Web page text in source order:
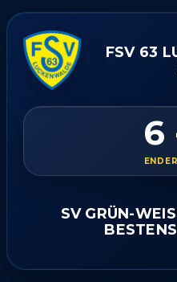
FSV 63
6
SV GRÜN-